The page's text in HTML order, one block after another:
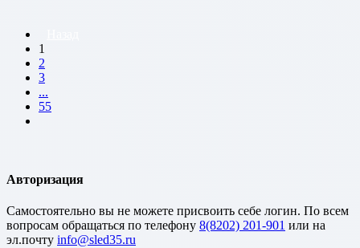
1
2
3
...
55
Авторизация
Cамостоятельно вы не можете присвоить себе логин. По всем
вопросам обращаться по телефону 8(8202) 201-901 или на
эл.почту